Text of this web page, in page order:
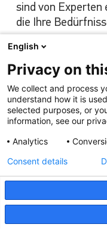
sind von Experten
die Ihre
Unser Angebot
English
Privacy on
We collect and process
understand how it is
selected purposes, or
information, see our
Analytics
Consent details